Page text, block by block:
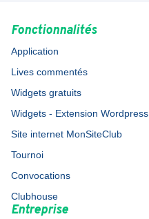
Fonctionnalités
Application
Lives commentés
Widgets gratuits
Widgets - Extension Wordpress
Site internet MonSiteClub
Tournoi
Convocations
Clubhouse
Entreprise